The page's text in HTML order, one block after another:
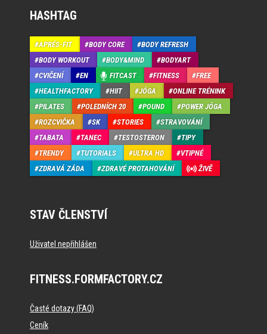
HASHTAG
APRÉS-FIT BODY CORE
BODY REFRESH
BODY WORKOUT
BODY&MIND
BODYART
CVIČENÍ
EN FITCAST FITNESS
FREE
HEALTHFACTORY
HIIT JÓGA
ONLINE TRÉNINK
PILATES
POLEDNÍCH 20 POUND
POWER JÓGA
ROZCVIČKA
SK STORIES
STRAVOVÁNÍ
TABATA
TANEC TESTOSTERON
TIPY
TRENDY
TUTORIALS ULTRA HD
VTIPNÉ
ZDRAVÁ ZÁDA
ZDRAVÉ PROTAHOVÁNÍ ŽIVĚ
STAV ČLENSTVÍ
Uživatel nepřihlášen
FITNESS.FORMFACTORY.CZ
Časté dotazy (FAQ)
Ceník